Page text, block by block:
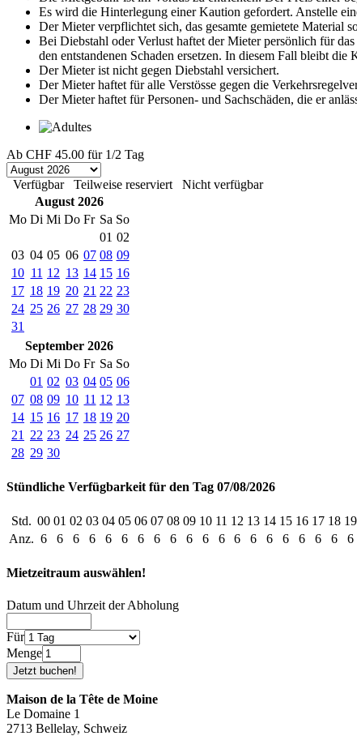
Es wird die Hinterlegung einer Kaution gefordert. Anstelle
Der Mieter verpflichtet sich, das gesamte gemietete Material
Bei Diebstahl oder Verlust haftet der Mieter persönlich für
den entstandenen Schaden ersetzen. In diesem Fall bleibt
Der Mieter ist nicht gegen Diebstahl versichert.
Der Mieter haftet für alle Verstösse gegen die
Der Mieter haftet für Personen- und Sachschäden, die er
Ab CHF 45.00 für 1/2 Tag
Verfügbar Teilweise reserviert
Nicht verfügbar
August 2026
Mo Di Mi Do Fr Sa So
01 02
03 04 05 06 07 08 09
10 11 12 13 14 15 16
17 18 19 20 21 22 23
24 25 26 27 28 29 30
31
September 2026
Mo Di Mi Do Fr Sa So
01 02 03 04 05 06
07 08 09 10 11 12 13
14 15 16 17 18 19 20
21
22 23 24 25 26 27
28 29 30
Stündliche Verfügbarkeit für den Tag 07/08/2026
Std. 00 01 02 03 04 05 06 07 08 09 10 11 12 13 14 15 16 17 18 19
Anz. 6 6 6 6 6 6 6 6 6 6 6 6 6 6 6 6 6 6 6 6
Mietzeitraum auswählen!
Datum und Uhrzeit der Abholung
Für
Menge
Maison de la Tête de Moine
Le Domaine 1
2713 Bellelay, Schweiz